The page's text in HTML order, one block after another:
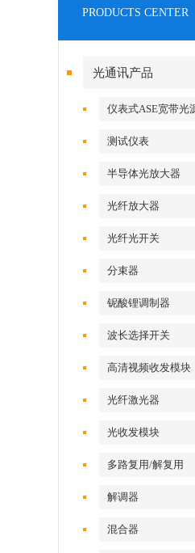
PRODUCTS CENTER
光通讯产品
仪表式ASE宽带光
测试仪表
半导体光放大器
光纤放大器
光纤光开关
分束器
铌酸锂调制器
波长选择开关
高清视频收发模块
光纤激光器
光收发模块
多路复用/解复用
解调器
混合器